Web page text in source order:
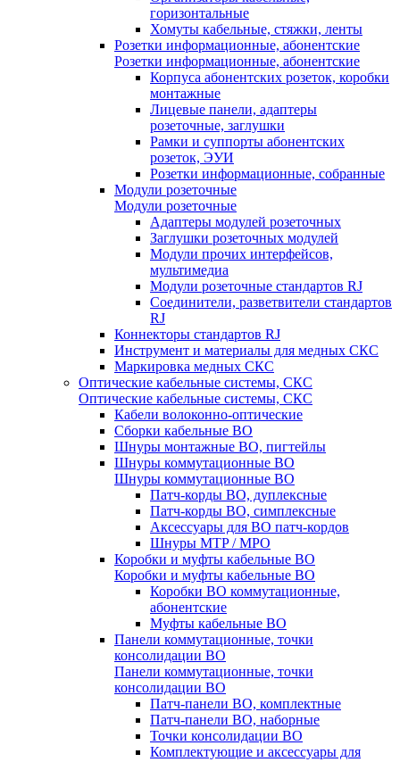
горизонтальные
Хомуты кабельные, стяжки, ленты
Розетки информационные, абонентские
Розетки информационные, абонентские
Корпуса абонентских розеток, коробки
монтажные
Лицевые панели, адаптеры
розеточные, заглушки
Рамки и суппорты абонентских
розеток, ЭУИ
Розетки информационные, собранные
Модули розеточные
Модули розеточные
Адаптеры модулей розеточных
Заглушки розеточных модулей
Модули прочих интерфейсов,
мультимедиа
Модули розеточные стандартов RJ
Соединители, разветвители стандартов
RJ
Коннекторы стандартов RJ
Инструмент и материалы для медных СКС
Маркировка медных СКС
Оптические кабельные системы, СКС
Оптические кабельные системы, СКС
Кабели волоконно-оптические
Сборки кабельные ВО
Шнуры монтажные ВО, пигтейлы
Шнуры коммутационные ВО
Шнуры коммутационные ВО
Патч-корды ВО, дуплексные
Патч-корды ВО, симплексные
Аксессуары для ВО патч-кордов
Шнуры MTP / MPO
Коробки и муфты кабельные ВО
Коробки и муфты кабельные ВО
Коробки ВО коммутационные,
абонентские
Муфты кабельные ВО
Панели коммутационные, точки
консолидации ВО
Панели коммутационные, точки
консолидации ВО
Патч-панели ВО, комплектные
Патч-панели ВО, наборные
Точки консолидации ВО
Комплектующие и аксессуары для